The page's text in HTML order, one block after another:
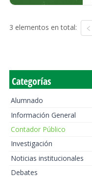
3 elementos en total:
Categorías
Alumnado
Información General
Contador Público
Investigación
Noticias institucionales
Debates